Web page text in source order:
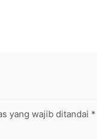
yang wajib ditandai *